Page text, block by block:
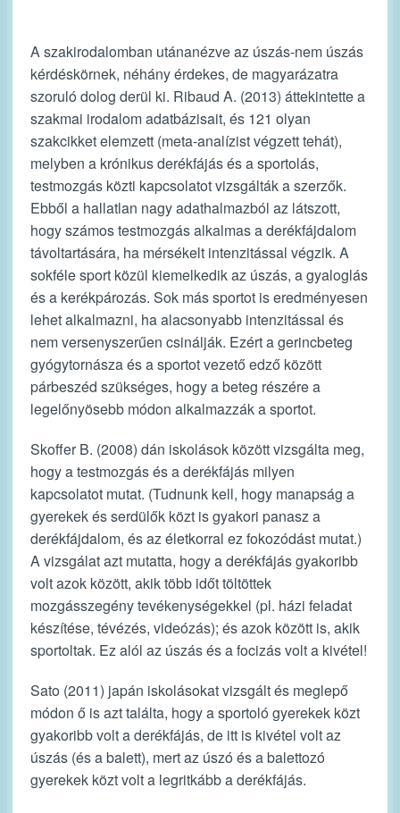
A szakirodalomban utánanézve az úszás-nem úszás
kérdéskörnek, néhány érdekes, de magyarázatra
szoruló dolog derül ki. Ribaud A. (2013) áttekintette a
szakmai irodalom adatbázisait, és 121 olyan
szakcikket elemzett (meta-analízist végzett tehát),
melyben a krónikus derékfájás és a sportolás,
testmozgás közti kapcsolatot vizsgálták a szerzők.
Ebből a hallatlan nagy adathalmazból az látszott,
hogy számos testmozgás alkalmas a derékfájdalom
távoltartására, ha mérsékelt intenzitással végzik. A
sokféle sport közül kiemelkedik az úszás, a gyaloglás
és a kerékpározás. Sok más sportot is eredményesen
lehet alkalmazni, ha alacsonyabb intenzitással és
nem versenyszerűen csinálják. Ezért a gerincbeteg
gyógytornásza és a sportot vezető edző között
párbeszéd szükséges, hogy a beteg részére a
legelőnyösebb módon alkalmazzák a sportot.
Skoffer B. (2008) dán iskolások között vizsgálta meg,
hogy a testmozgás és a derékfájás milyen
kapcsolatot mutat. (Tudnunk kell, hogy manapság a
gyerekek és serdülők közt is gyakori panasz a
derékfájdalom, és az életkorral ez fokozódást mutat.)
A vizsgálat azt mutatta, hogy a derékfájás gyakoribb
volt azok között, akik több időt töltöttek
mozgásszegény tevékenységekkel (pl. házi feladat
készítése, tévézés, videózás); és azok között is, akik
sportoltak. Ez alól az úszás és a focizás volt a kivétel!
Sato (2011) japán iskolásokat vizsgált és meglepő
módon ő is azt találta, hogy a sportoló gyerekek közt
gyakoribb volt a derékfájás, de itt is kivétel volt az
úszás (és a balett), mert az úszó és a balettozó
gyerekek közt volt a legritkább a derékfájás.